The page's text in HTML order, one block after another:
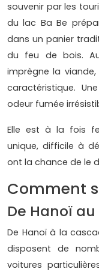
souvenir par les
du lac Ba Be
dans un panier
du feu de bois.
imprègne la
caractéristique.
odeur fumée
Elle est à la fois
unique, difficile à
ont la chance de le
Comment
De Hanoï au
De Hanoï à la
disposent de
voitures